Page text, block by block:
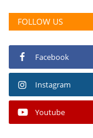
FOLLOW US
Facebook
Instagram
Youtube